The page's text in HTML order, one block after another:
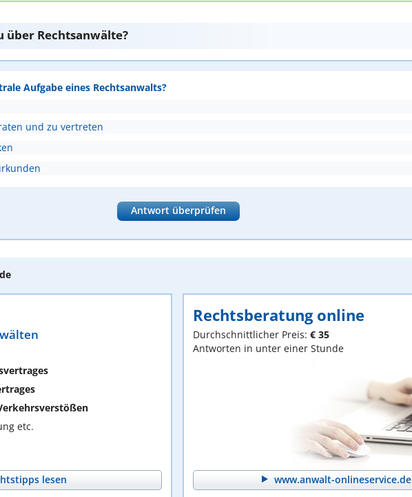
über Rechtsanwälte?
Aufgabe eines Rechtsanwalts?
und zu vertreten
Antwort überprüfen
etc.
lesen
Rechtsberatung online
Durchschnittlicher Preis: € 35
Antworten in unter einer Stunde
www.anwalt-onlineservice.de